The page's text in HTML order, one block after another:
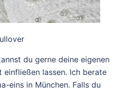
du gerne deine eigenen
einfließen lassen. Ich berate
eins in München. Falls du